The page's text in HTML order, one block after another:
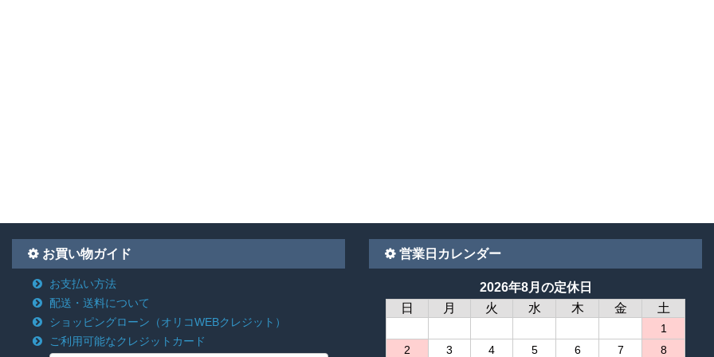
お買い物ガイド
お支払い方法
配送・送料について
ショッピングローン （オリコWEBクレジット）
ご利用可能なクレジットカード
営業日カレンダー
2026年8月の定休日
日
月 火 水 木 金 土
1
2
3 4 5 6 7 8